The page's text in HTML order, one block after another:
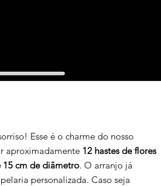
Esse é o charme do nosso
aproximadamente 12 hastes de flores
15 cm de diâmetro. O arranjo já
personalizada. Caso seja